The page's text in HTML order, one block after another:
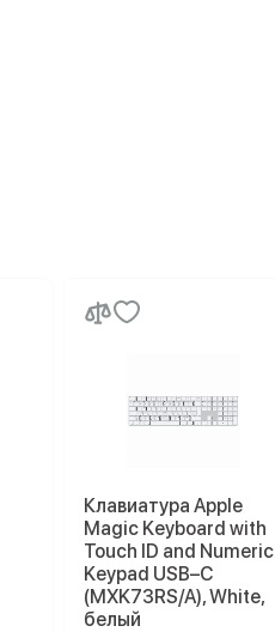
Клавиатура Apple
Magic Keyboard with
Touch ID and Numeric
Keypad USB–C
(MXK73RS/A), White,
белый